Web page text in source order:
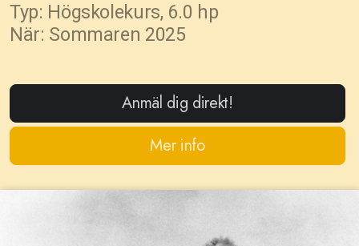
Typ: Högskolekurs, 6.0 hp
När: Sommaren 2025
Anmäl dig direkt!
Mer info